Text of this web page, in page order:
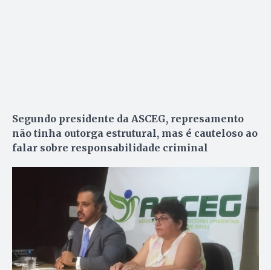
Segundo presidente da ASCEG, represamento
não tinha outorga estrutural, mas é cauteloso ao
falar sobre responsabilidade criminal